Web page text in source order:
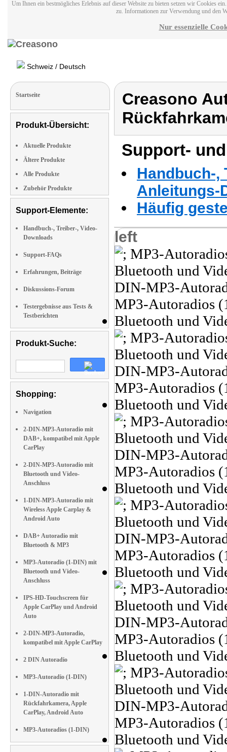
Um Ihnen ein bestmögliches Erlebnis auf dieser Website zu bieten setzen wir Cookies
zu. Informationen zur Verwendung und den
Nur essenzielle
Schweiz / Deutsch
Startseite
Produkt-Übersicht:
Aktuelle Produkte
Ältere Produkte
Alle Produkte
Zubehör Produkte
Support-Elemente:
Handbuch-, Treiber-, Video-
Downloads
Support-FAQs
Erfahrungen, Beiträge
Diskussions-Forum
Testergebnisse aus Tests &
Testberichten
Produkt-Suche:
Shopping:
Navigation
2-DIN-MP3-Autoradio mit
DAB+, kompatibel mit Apple
CarPlay
2-DIN-MP3-Autoradio mit
Bluetooth und Video-
Anschluss
1-DIN-MP3-Autoradio mit
Wireless Apple Carplay &
Android Auto
DAB+ Autoradio mit
Bluetooth & MP3
MP3-Autoradio (1-DIN) mit
Bluetooth und Video-
Anschluss
IPS-HD-Touchscreen für
Apple CarPlay und Android
Auto
2-DIN-MP3-Autoradio,
kompatibel mit Apple CarPlay
2 DIN Autoradio
MP3-Autoradio (1-DIN)
1-DIN-Autoradio mit
Rückfahrkamera, Apple
CarPlay, Android Auto
MP3-Autoradios (1-DIN)
Creasono
Support-
Handbuch-,
Anleitungs-
Häufig
left